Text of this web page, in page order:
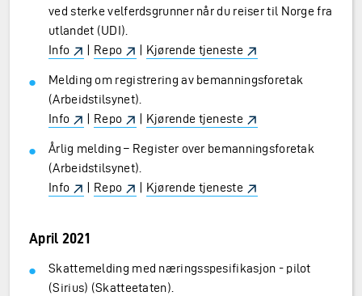
ved sterke velferdsgrunner når du reiser til Norge fra
utlandet (UDI).
Info
| Repo | Kjørende tjeneste
Melding om registrering av bemanningsforetak
(Arbeidstilsynet).
Info
| Repo | Kjørende tjeneste
Årlig melding – Register over bemanningsforetak
(Arbeidstilsynet).
Info
| Repo | Kjørende tjeneste
April 2021
Skattemelding med næringsspesifikasjon - pilot
(Sirius) (Skatteetaten).